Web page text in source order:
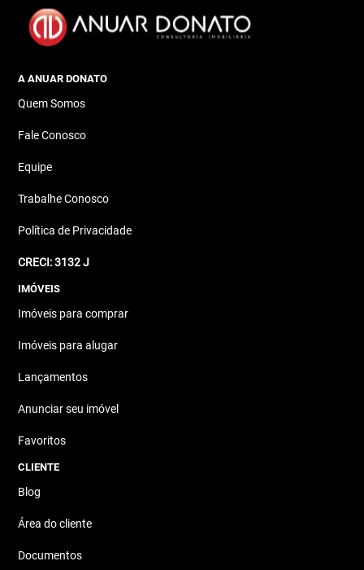
A ANUAR DONATO
Quem Somos
Fale Conosco
Equipe
Trabalhe Conosco
Política de Privacidade
CRECI: 3132 J
IMÓVEIS
Imóveis para comprar
Imóveis para alugar
Lançamentos
Anunciar seu imóvel
Favoritos
CLIENTE
Blog
Área do cliente
Documentos